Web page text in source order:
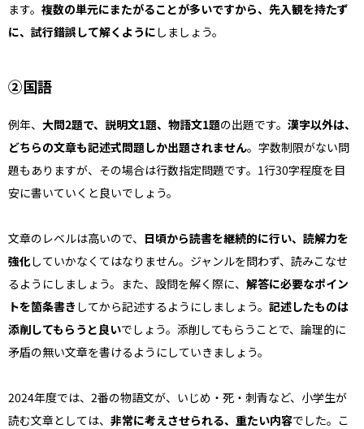
ます。 複数の単元にまたがることが多いですから、先入観を持たず
に、試行錯誤して解くように しましょう。
②国語
例年、 大問2題で、説明文1題、物語文1題の出題です。 漢字以外は、
どちらの文章も記述式問題しか出題されません。字数制限がない問
題もありますが、その場合は行数指定問題です。1行30字程度を目
安に書いていくと良いでしょう。
文章のレベルは高いので、 日頃から読書を継続的に行い、読解力を
強化していかなくてはなりません。ジャンルを問わず、読みこなせ
るようにしましょう。また、設問を解く際に、 解答に必要なポイン
トを箇条書き してから記述するようにしましょう。 記述したものは
添削してもらうと良いでしょう。添削してもらうことで、論理的に
矛盾の無い文章を書けるようにしていきましょう。
2024年度では、2番の物語文が、いじめ・死・刺青など、小学生が
読む文章としては、 非常に考えさせられる、重たい内容でした。こ